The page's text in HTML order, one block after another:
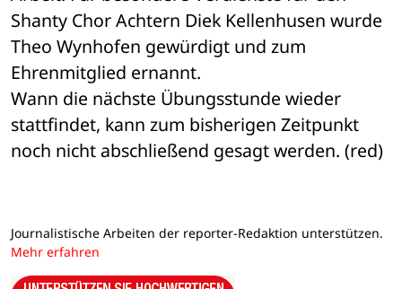
Shanty Chor Achtern Diek Kellenhusen wurde
Theo Wynhofen gewürdigt und zum
Ehrenmitglied ernannt.
Wann die nächste Übungsstunde wieder
stattfindet, kann zum bisherigen Zeitpunkt
noch nicht abschließend gesagt werden. (red)
Journalistische Arbeiten der reporter-Redaktion unterstützen.
Mehr erfahren